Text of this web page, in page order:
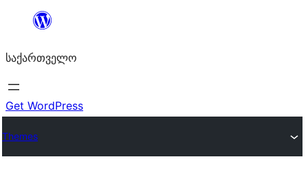
შიგთავსზე
საქართველო
Get WordPress
Themes